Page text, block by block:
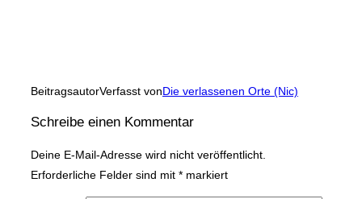
BeitragsautorVerfasst vonDie verlassenen Orte (Nic)
Schreibe einen Kommentar
Deine E-Mail-Adresse wird nicht veröffentlicht.
Erforderliche Felder sind mit * markiert